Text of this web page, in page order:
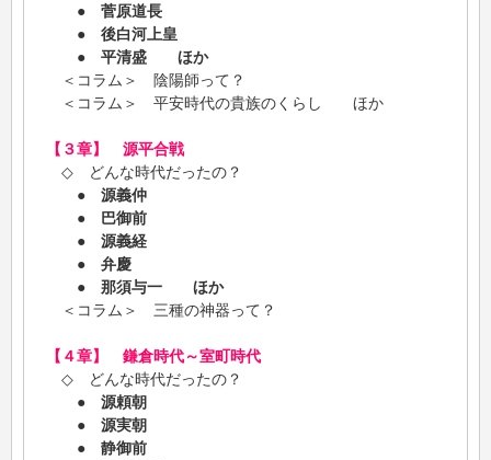
● 菅原道長
● 後白河上皇
● 平清盛 ほか
＜コラム＞ 陰陽師って？
＜コラム＞ 平安時代の貴族のくらし ほか
【３章】 源平合戦
◇ どんな時代だったの？
● 源義仲
●
巴御前
● 源義経
● 弁慶
● 那須与一 ほか
＜コラム＞ 三種の神器って？
【４章】 鎌倉時代～室町時代
◇ どんな時代だったの？
● 源頼朝
● 源実朝
● 静御前